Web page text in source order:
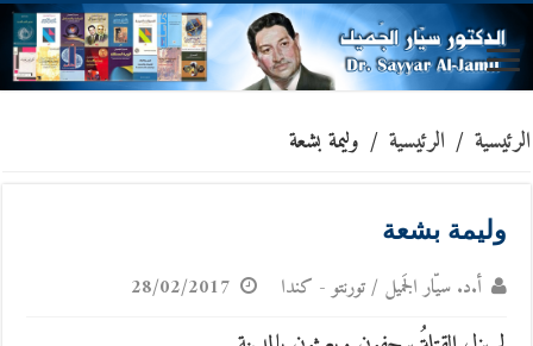
الرئيسية / الرئيسية / وليمة بشعة
وليمة بشعة
أ.د. سيّار الجَميل / تورنتو - كندا 28/02/2017